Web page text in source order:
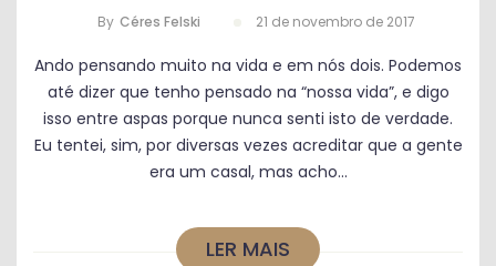
By Céres Felski 21 de novembro de 2017
Ando pensando muito na vida e em nós dois. Podemos
até dizer que tenho pensado na “nossa vida”, e digo
isso entre aspas porque nunca senti isto de verdade.
Eu tentei, sim, por diversas vezes acreditar que a gente
era um casal, mas acho...
LER MAIS